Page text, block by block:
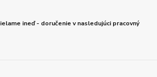
ineď - doručenie v nasledujúci pracovný